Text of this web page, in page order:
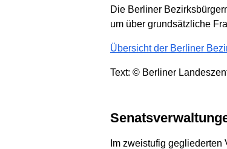
Die Berliner
um über grundsätzliche
Übersicht der Berliner
Text: © Berliner
Im zweistufig